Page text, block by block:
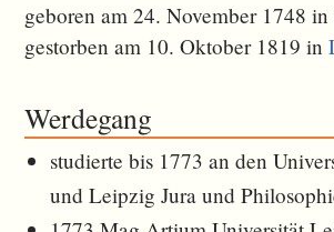
geboren am 24. November 1748 in
gestorben am 10. Oktober 1819 in
Werdegang
studierte bis 1773 an den
und Leipzig Jura und